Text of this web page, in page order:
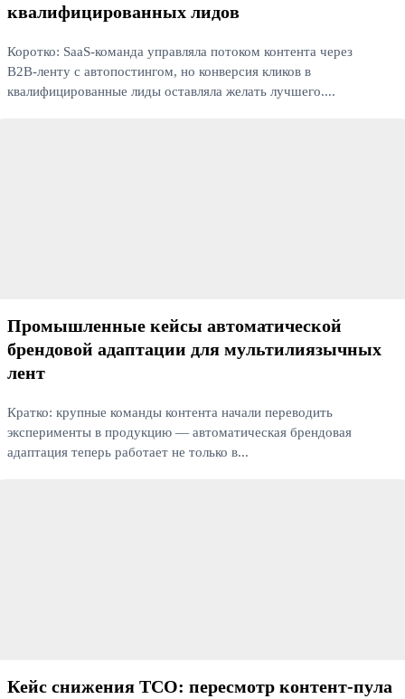
квалифицированных лидов
Коротко: SaaS‑команда управляла потоком контента через
B2B‑ленту с автопостингом, но конверсия кликов в
квалифицированные лиды оставляла желать лучшего....
Промышленные кейсы автоматической
брендовой адаптации для мультилиязычных
лент
Кратко: крупные команды контента начали переводить
эксперименты в продукцию — автоматическая брендовая
адаптация теперь работает не только в...
Кейс снижения TCO: пересмотр контент‑пула